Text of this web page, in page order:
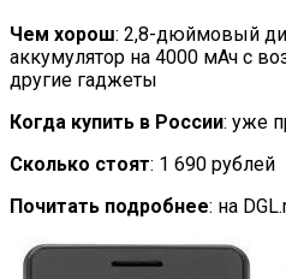
Чем хорош: 2,8-дюймовый
аккумулятор на 4000 мАч с
другие гаджеты
Когда купить в России: уже
Сколько стоят: 1 690 рублей
Почитать подробнее: на